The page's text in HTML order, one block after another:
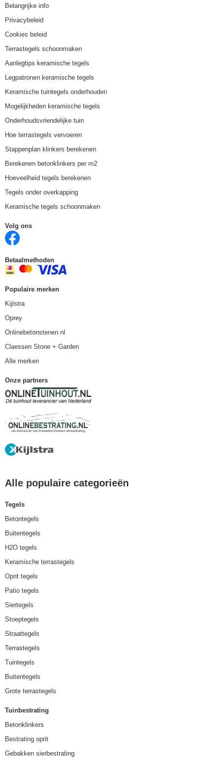
Belangrijke info
Privacybeleid
Cookies beleid
Terrastegels schoonmaken
Aanlegtips keramische tegels
Legpatronen keramische tegels
Keramische tuintegels onderhouden
Mogelijkheden keramische tegels
Onderhoudsvriendelijke tuin
Hoe terrastegels vervoeren
Stappenplan klinkers berekenen
Berekenen betonklinkers per m2
Hoeveelheid tegels berekenen
Tegels onder overkapping
Keramische tegels schoonmaken
Volg ons
Betaalmethoden
Populaire merken
Kijlstra
Oprey
Onlinebetonstenen.nl
Claessen Stone + Garden
Alle merken
Onze partners
Alle populaire categorieën
Tegels
Betontegels
Buitentegels
H2O tegels
Keramische terrastegels
Oprit tegels
Patio tegels
Siertegels
Stoeptegels
Straattegels
Terrastegels
Tuintegels
Buitentegels
Grote terrastegels
Tuinbestrating
Betonklinkers
Bestrating oprit
Gebakken sierbestrating